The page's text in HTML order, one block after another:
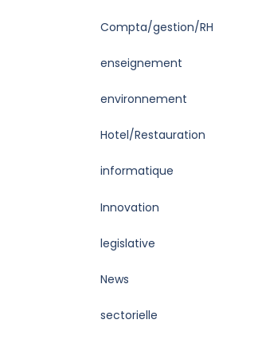
Compta/gestion/RH
enseignement
environnement
Hotel/Restauration
informatique
Innovation
legislative
News
sectorielle